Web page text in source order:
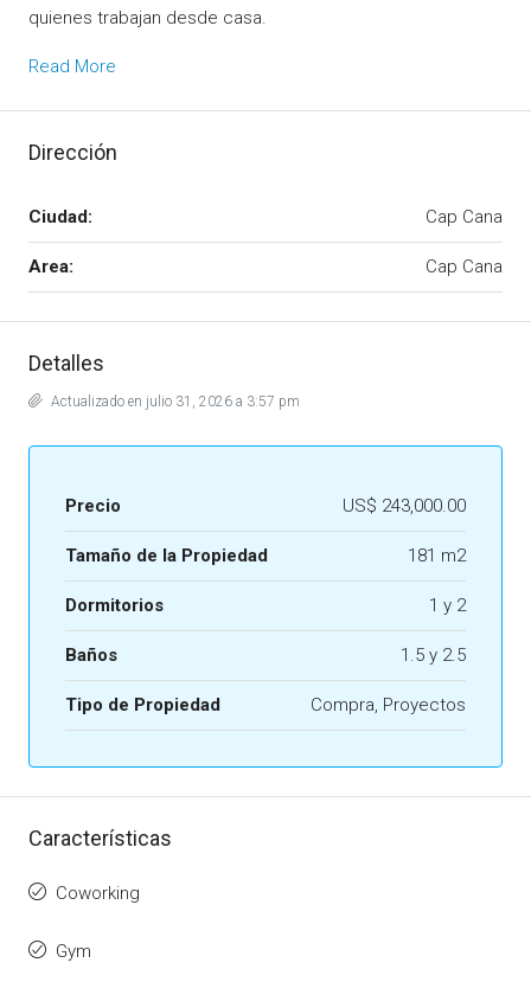
quienes trabajan desde casa.
Read More
Dirección
Ciudad: Cap Cana
Area: Cap Cana
Detalles
Actualizado en julio 31, 2026 a 3:57 pm
Precio US$ 243,000.00
Tamaño de la Propiedad 181 m2
Dormitorios 1 y 2
Baños 1.5 y 2.5
Tipo de Propiedad Compra, Proyectos
Características
Coworking
Gym